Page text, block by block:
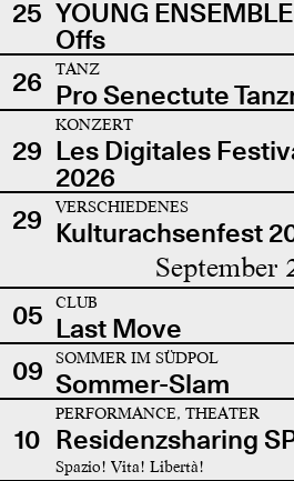
25 YOUNG
Offs
26
TANZ
Pro Senectute
29
KONZERT
Les Digitales
2026
29 VERSCHIEDENES
Kulturachsenfest
September
05 CLUB
Last Move
09
SOMMER IM SÜDPOL
Sommer-Slam
10
PERFORMANCE, THEATER
Residenzsharing
Spazio! Vita! Libertà!